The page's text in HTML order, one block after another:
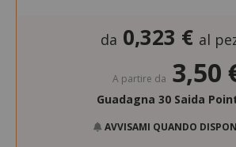
da 0,323 € al
A partire da 3,50
Guadagna 30 Saida
AVVISAMI QUANDO